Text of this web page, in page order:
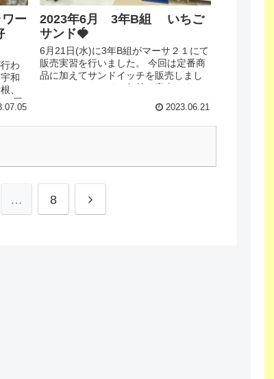
ー
わ
和
、
、同
ワ
客
2023年6月 3年B組 いちご
サンド🍓
6月21日(水)に3年B組がマーサ２１にて
販売実習を行いました。 今回は定番商
品に加えてサンドイッチを販売しまし
た。いちごサンドは午前で完売しまし
1階のカルディ前で販売を行なって...
2023.06.21
… 8